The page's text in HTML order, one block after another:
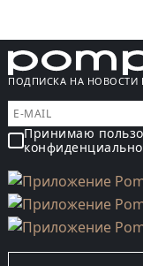
ПОДПИСКА НА НОВОСТИ
Принимаю